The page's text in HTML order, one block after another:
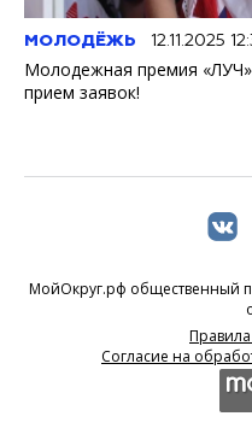
МОЛОДЁЖЬ 12.11.2025
Молодежная премия
прием заявок!
МойОкруг.рф общественный
Согласие на